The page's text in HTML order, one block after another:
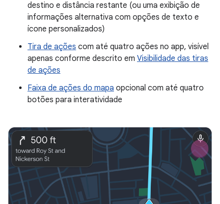
destino e distância restante (ou uma exibição de
informações alternativa com opções de texto e
ícone personalizados)
Tira de ações com até quatro ações no app, visível
apenas conforme descrito em Visibilidade das tiras
de ações
Faixa de ações do mapa opcional com até quatro
botões para interatividade